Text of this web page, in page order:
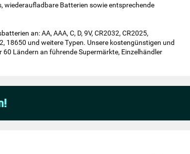
wiederaufladbare Batterien sowie entsprechende
an: AA, AAA, C, D, 9V, CR2032, CR2025,
18650 und weitere Typen. Unsere kostengünstigen und
Ländern an führende Supermärkte, Einzelhändler